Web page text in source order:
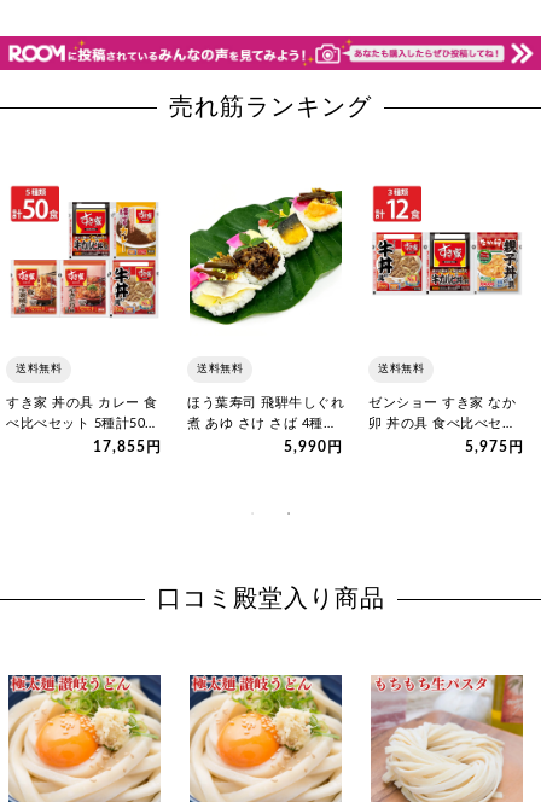
売れ筋ランキング
送料無料
すき家 丼の具 カレー 食
べ比べセット 5種計50食
詰め合わせ 肉惣菜 ご…
17,855円
送料無料
ほう葉寿司 飛騨牛しぐれ
煮 あゆ さけ さば 4種計
8個 食べ比べ 寿司 ご…
5,990円
送料無料
ゼンショー すき家 なか
卯 丼の具 食べ比べセッ
ト 3種計12食 詰め合わ
5,975円
口コミ殿堂入り商品